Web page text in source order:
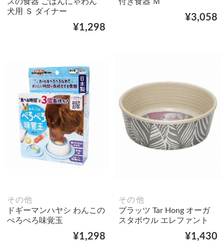
スの食器 ごはんにゃわん
犬用 Ｓ ダイナー
¥1,298
付き食器 Ｍ
¥3,058
その他
ドギーマンハヤシ わんこの
ぺろぺろ味覚玉
¥1,298
その他
プラッツ Tar Hong オーガ
スタボウル エレファント
¥1,430